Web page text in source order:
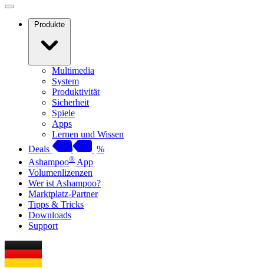
Produkte
Multimedia
System
Produktivität
Sicherheit
Spiele
Apps
Lernen und Wissen
Deals
%
Ashampoo® App
Volumenlizenzen
Wer ist Ashampoo?
Marktplatz-Partner
Tipps & Tricks
Downloads
Support